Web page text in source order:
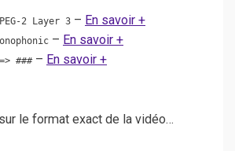
2 Layer 3 – En savoir +
– En savoir +
###– En savoir +
le format exact de la vidéo…